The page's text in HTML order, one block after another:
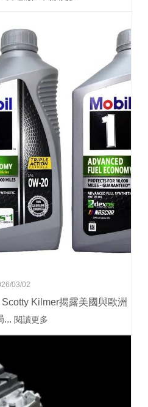
03/02
Kilmer揭露美國與歐洲
... 閱讀更多